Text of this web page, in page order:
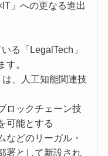
」への更なる進出
る「LegalTech」
す。
、人工知能関連技
ロックチェーン技
可能とする
などのリーガル・
署として新設され